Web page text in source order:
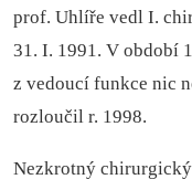
prof. Uhlíře vedl I.
31. I. 1991. V období
z vedoucí funkce nic
rozloučil r. 1998.
Nezkrotný